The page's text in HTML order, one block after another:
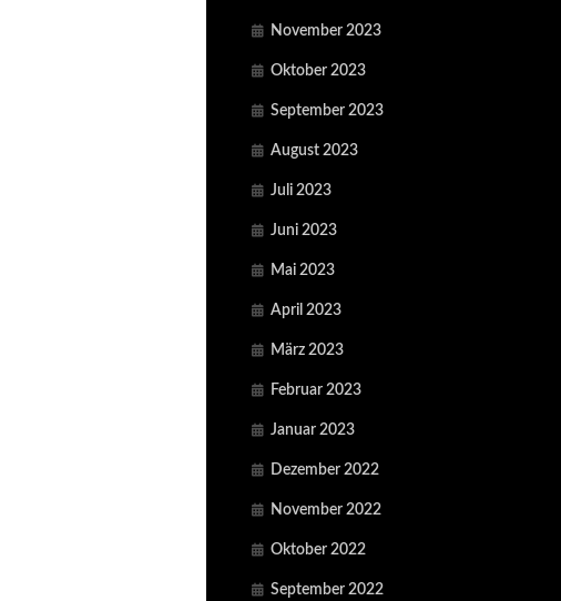
November 2023
Oktober 2023
September 2023
August 2023
Juli 2023
Juni 2023
Mai 2023
April 2023
März 2023
Februar 2023
Januar 2023
Dezember 2022
November 2022
Oktober 2022
September 2022